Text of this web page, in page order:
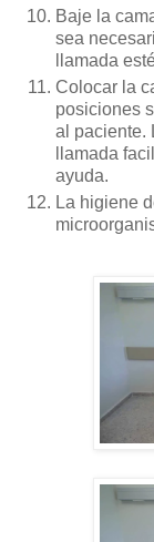
Baje la
sea
llamada
Colocar la
posiciones
al paciente.
llamada
ayuda.
La higiene